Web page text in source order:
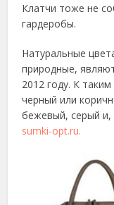
Клатчи тоже не
гардеробы.
Натуральные
природные,
2012 году. К
черный или
бежевый, серый
sumki-opt.ru.